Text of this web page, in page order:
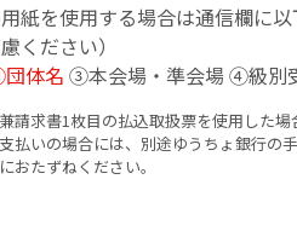
紙を使用する場合は通信欄に
ください）
体名 ③本会場・準会場 ④級別
請求書1枚目の払込取扱票を使用した
払いの場合には、別途ゆうちょ銀行の
おたずねください。